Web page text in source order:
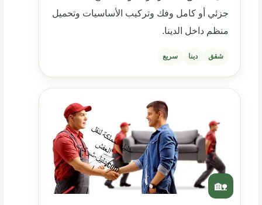
جزئي أو كامل وفك وتركيب الأساسيات وتحميل
منظم داخل الدينا.
شقق دينا سريع
🏡